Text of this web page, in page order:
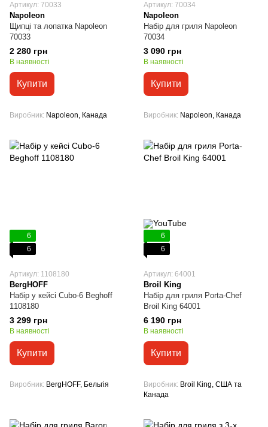
Артикул: 70033
Napoleon
Щипці та лопатка Napoleon
70033
2 280 грн
В наявності
Купити
Виробник Napoleon, Канада
Артикул: 70034
Napoleon
Набір для гриля Napoleon
70034
3 090 грн
В наявності
Купити
Виробник Napoleon, Канада
6
6
Артикул: 1108180
BergHOFF
Набір у кейсі Cubo-6 Beghoff
1108180
3 299 грн
В наявності
Купити
Виробник BergHOFF, Бельгія
6
6
Артикул: 64001
Broil King
Набір для гриля Porta-Chef
Broil King 64001
6 190 грн
В наявності
Купити
Виробник Broil King, США та
Канада